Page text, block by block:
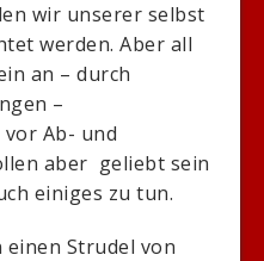
wir unserer selbst
werden. Aber all
an – durch
–
Ab- und
aber geliebt sein
einiges zu tun.
Strudel von